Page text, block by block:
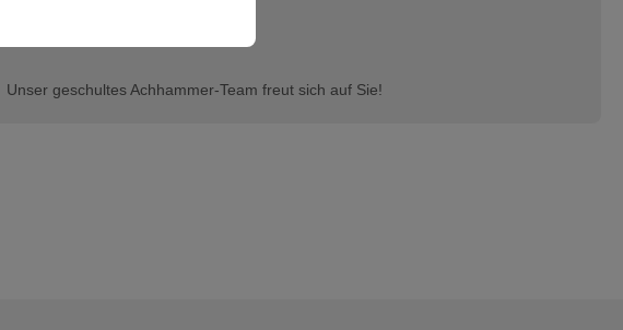
Unser geschultes Achhammer-Team freut sich auf Sie!